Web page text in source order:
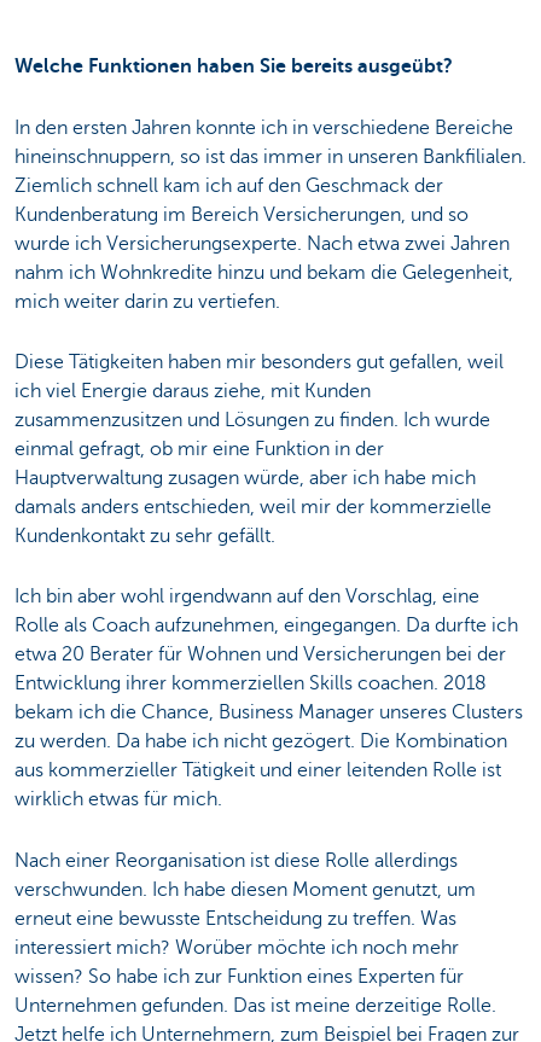
Welche Funktionen haben Sie bereits ausgeübt?
In den ersten Jahren konnte ich in verschiedene Bereiche
hineinschnuppern, so ist das immer in unseren Bankfilialen.
Ziemlich schnell kam ich auf den Geschmack der
Kundenberatung im Bereich Versicherungen, und so
wurde ich Versicherungsexperte. Nach etwa zwei Jahren
nahm ich Wohnkredite hinzu und bekam die Gelegenheit,
mich weiter darin zu vertiefen.
Diese Tätigkeiten haben mir besonders gut gefallen, weil
ich viel Energie daraus ziehe, mit Kunden
zusammenzusitzen und Lösungen zu finden. Ich wurde
einmal gefragt, ob mir eine Funktion in der
Hauptverwaltung zusagen würde, aber ich habe mich
damals anders entschieden, weil mir der kommerzielle
Kundenkontakt zu sehr gefällt.
Ich bin aber wohl irgendwann auf den Vorschlag, eine
Rolle als Coach aufzunehmen, eingegangen. Da durfte ich
etwa 20 Berater für Wohnen und Versicherungen bei der
Entwicklung ihrer kommerziellen Skills coachen. 2018
bekam ich die Chance, Business Manager unseres Clusters
zu werden. Da habe ich nicht gezögert. Die Kombination
aus kommerzieller Tätigkeit und einer leitenden Rolle ist
wirklich etwas für mich.
Nach einer Reorganisation ist diese Rolle allerdings
verschwunden. Ich habe diesen Moment genutzt, um
erneut eine bewusste Entscheidung zu treffen. Was
interessiert mich? Worüber möchte ich noch mehr
wissen? So habe ich zur Funktion eines Experten für
Unternehmen gefunden. Das ist meine derzeitige Rolle.
Jetzt helfe ich Unternehmern, zum Beispiel bei Fragen zur